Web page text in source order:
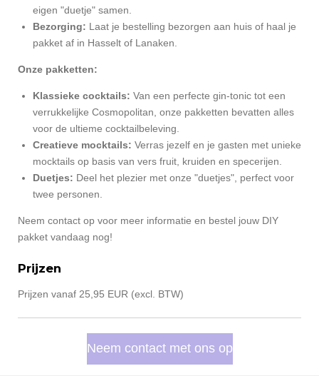
eigen "duetje" samen.
Bezorging: Laat je bestelling bezorgen aan huis of haal je
pakket af in Hasselt of Lanaken.
Onze pakketten:
Klassieke cocktails: Van een perfecte gin-tonic tot een
verrukkelijke Cosmopolitan, onze pakketten bevatten alles
voor de ultieme cocktailbeleving.
Creatieve mocktails: Verras jezelf en je gasten met unieke
mocktails op basis van vers fruit, kruiden en specerijen.
Duetjes: Deel het plezier met onze "duetjes", perfect voor
twee personen.
Neem contact op voor meer informatie en bestel jouw DIY
pakket vandaag nog!
Prijzen
Prijzen vanaf 25,95 EUR (excl. BTW)
Neem contact met ons op